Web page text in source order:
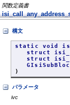
関数定義書
構文
static void
struct
struct
)
パラメータ
ivc